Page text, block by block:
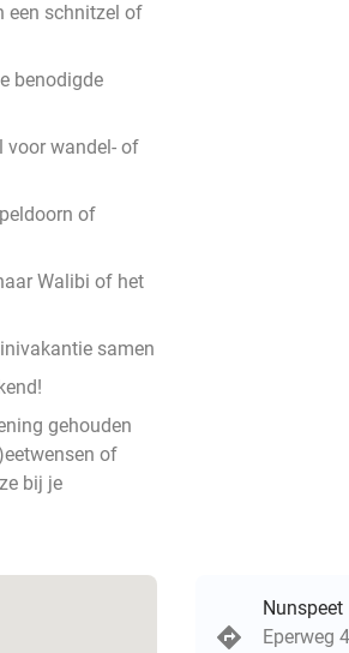
een schnitzel of
benodigde
voor wandel- of
of
Walibi of het
samen
gehouden
of
bij je
Nunspeet
Eperweg